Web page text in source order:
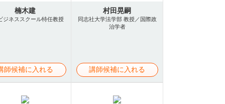
楠木建
ジネススクール特任教授
師候補に入れる
村田晃嗣
同志社大学法学部 教授／国際政
治学者
講師候補に入れる